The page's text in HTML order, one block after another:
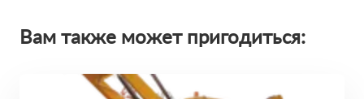
Вам также может пригодиться: